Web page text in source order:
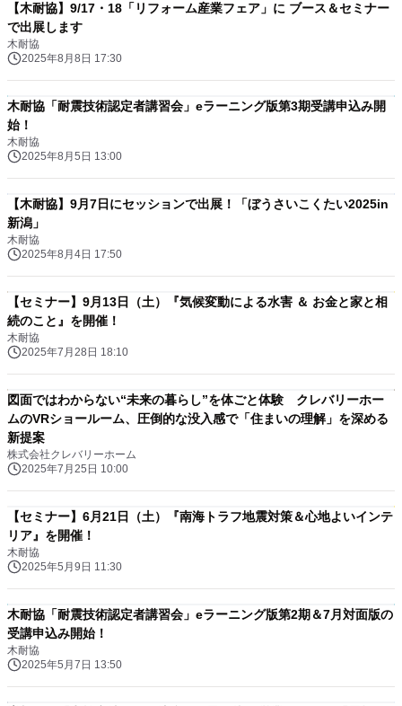
【木耐協】9/17・18「リフォーム産業フェア」に ブース＆セミナー
で出展します
木耐協
2025年8月8日 17:30
木耐協「耐震技術認定者講習会」eラーニング版第3期受講申込み開
始！
木耐協
2025年8月5日 13:00
【木耐協】9月7日にセッションで出展！「ぼうさいこくたい2025in
新潟」
木耐協
2025年8月4日 17:50
【セミナー】9月13日（土）『気候変動による水害 ＆ お金と家と相
続のこと』を開催！
木耐協
2025年7月28日 18:10
図面ではわからない“未来の暮らし”を体ごと体験 クレバリーホー
ムのVRショールーム、圧倒的な没入感で「住まいの理解」を深める
新提案
株式会社クレバリーホーム
2025年7月25日 10:00
【セミナー】6月21日（土）『南海トラフ地震対策＆心地よいインテ
リア』を開催！
木耐協
2025年5月9日 11:30
木耐協「耐震技術認定者講習会」eラーニング版第2期＆7月対面版の
受講申込み開始！
木耐協
2025年5月7日 13:50